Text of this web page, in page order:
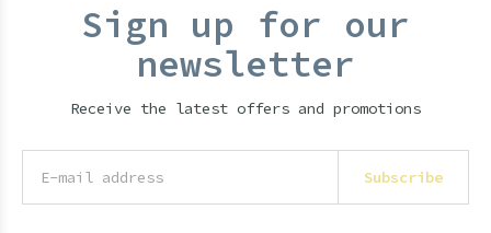
Sign up for our
newsletter
Receive the latest offers and promotions
Subscribe